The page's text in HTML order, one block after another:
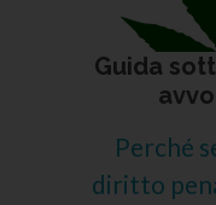
Guida
Perché
diritto